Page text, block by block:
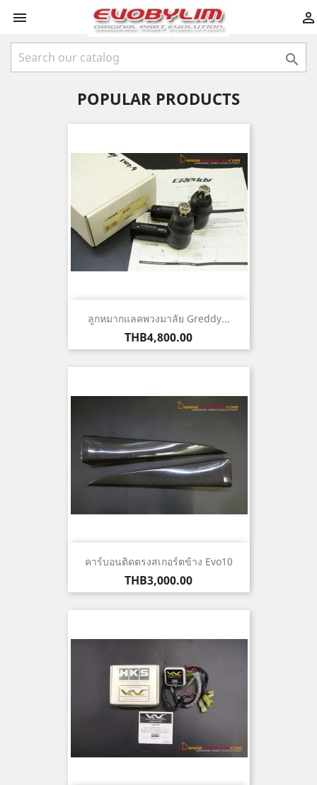
 

POPULAR PRODUCTS
ลูกหมากแลคพวงมาลัย Greddy...
ราคา
THB4,800.00
คาร์บอนติดตรงสเกอร์ตข้าง Evo10
ราคา
THB3,000.00